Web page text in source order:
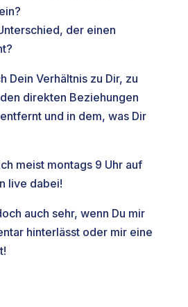
der einen
Dein Verhältnis zu Dir, zu
direkten Beziehungen
und in dem, was Dir
meist montags 9 Uhr auf
live dabei!
auch sehr, wenn Du mir
hinterlässt oder mir eine